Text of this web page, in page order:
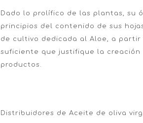
Dado lo prolífico de las plantas, su
principios del contenido de sus
de cultivo dedicada al Aloe, a
suficiente que justifique la
productos.
Distribuidores de Aceite de oliva